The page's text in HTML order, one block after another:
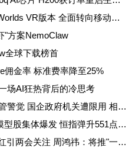
Meta宣布6月关闭Horizon Worlds VR版本 全面转向移动端战略
"方案NemoClaw
全球下载榜首
佣金率 标准费率降至25%
场AI狂热背后的冷思考
OpenClaw安全风险引发监管警觉 国企政府机关遭限用 相关概念股应声回落
狂潮席卷港股 腾讯领军大模型股集体爆发 恒指弹升551点直扑二万六
开源AI智能体OpenClaw爆红引两会关注 周鸿祎：将推"一键安装版"破解"养虾"难题